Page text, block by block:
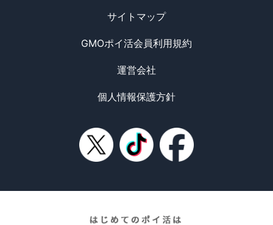
サイトマップ
GMOポイ活会員利用規約
運営会社
個人情報保護方針